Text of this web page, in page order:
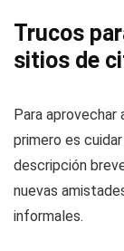
Trucos
sitios de
Para
primero es
descripción
nuevas
informales.